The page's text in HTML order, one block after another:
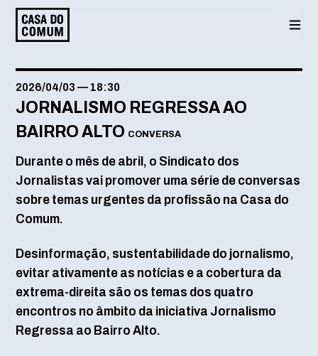
Saltar
para
conteúdo
2026/04/03 — 18:30
JORNALISMO REGRESSA AO
BAIRRO ALTO CONVERSA
Durante o mês de abril, o Sindicato dos
Jornalistas vai promover uma série de conversas
sobre temas urgentes da profissão na Casa do
Comum.
Desinformação, sustentabilidade do jornalismo,
evitar ativamente as notícias e a cobertura da
extrema-direita são os temas dos quatro
encontros no âmbito da iniciativa Jornalismo
Regressa ao Bairro Alto.